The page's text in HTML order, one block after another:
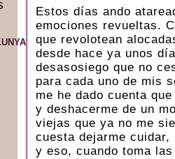
Y ESPAÑA
Estos días ando
emociones revueltas.
que revolotean
desde hace ya unos
desasosiego que no
para cada uno de mis
me he dado cuenta
y deshacerme de un
viejas que ya no me
cuesta dejarme
y eso, cuando toma